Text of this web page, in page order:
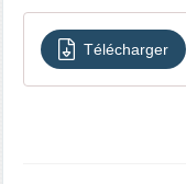
Télécharger